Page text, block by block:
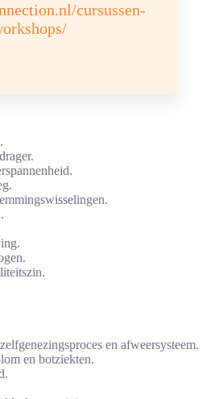
cursussen-
en afweersysteem.
en botziekten.